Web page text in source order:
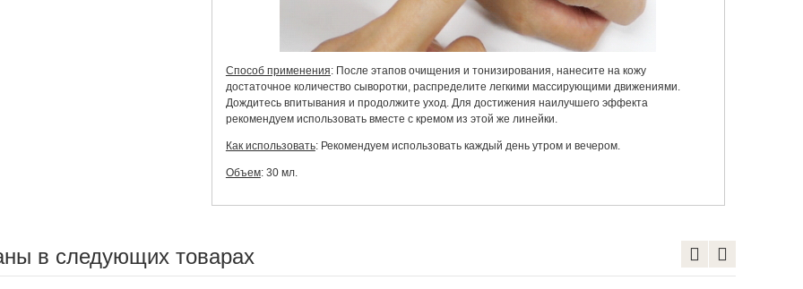
Способ применения: После этапов очищения и тонизирования, нанесите на кожу
достаточное количество сыворотки, распределите легкими массирующими движениями.
Дождитесь впитывания и продолжите уход. Для достижения наилучшего эффекта
рекомендуем использовать вместе с кремом из этой же линейки.
Как использовать: Рекомендуем использовать каждый день утром и вечером.
Объем: 30 мл.
в следующих товарах